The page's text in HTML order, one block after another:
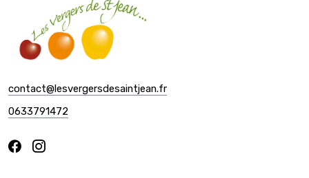
contact@lesvergersdesaintjean.fr
0633791472